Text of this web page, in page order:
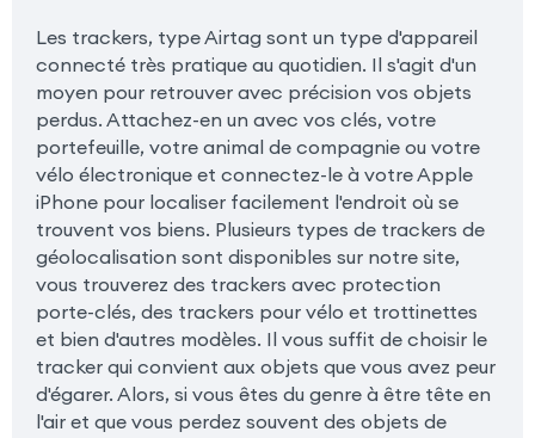
Les trackers, type Airtag sont un type d'appareil
connecté très pratique au quotidien. Il s'agit d'un
moyen pour retrouver avec précision vos objets
perdus. Attachez-en un avec vos clés, votre
portefeuille, votre animal de compagnie ou votre
vélo électronique et connectez-le à votre Apple
iPhone pour localiser facilement l'endroit où se
trouvent vos biens. Plusieurs types de trackers de
géolocalisation sont disponibles sur notre site,
vous trouverez des trackers avec protection
porte-clés, des trackers pour vélo et trottinettes
et bien d'autres modèles. Il vous suffit de choisir le
tracker qui convient aux objets que vous avez peur
d'égarer. Alors, si vous êtes du genre à être tête en
l'air et que vous perdez souvent des objets de